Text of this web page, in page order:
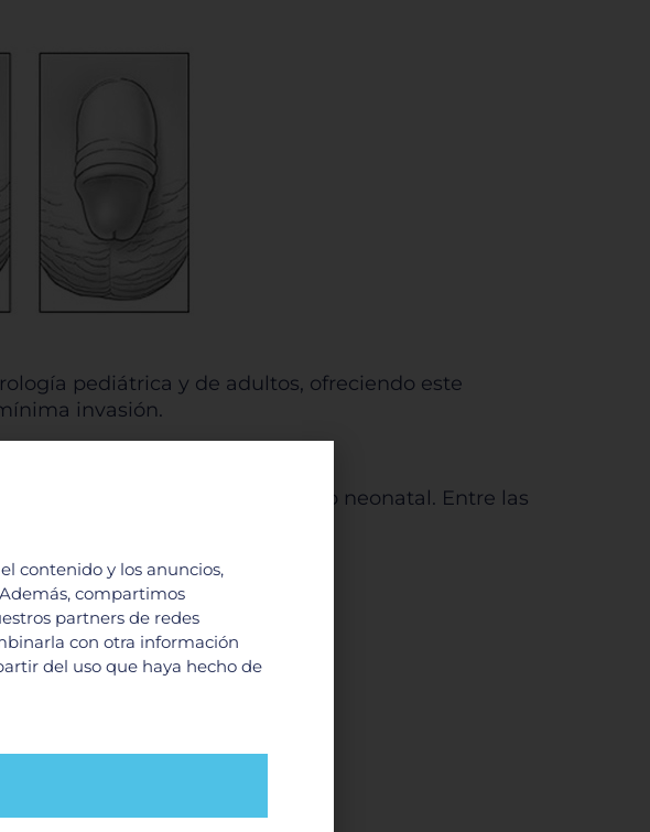
pediátrica y de adultos, ofreciendo este
invasión.
frecuente durante el periodo neonatal. Entre las
contenido y los anuncios,
compartimos
partners de redes
con otra información
del uso que haya hecho de